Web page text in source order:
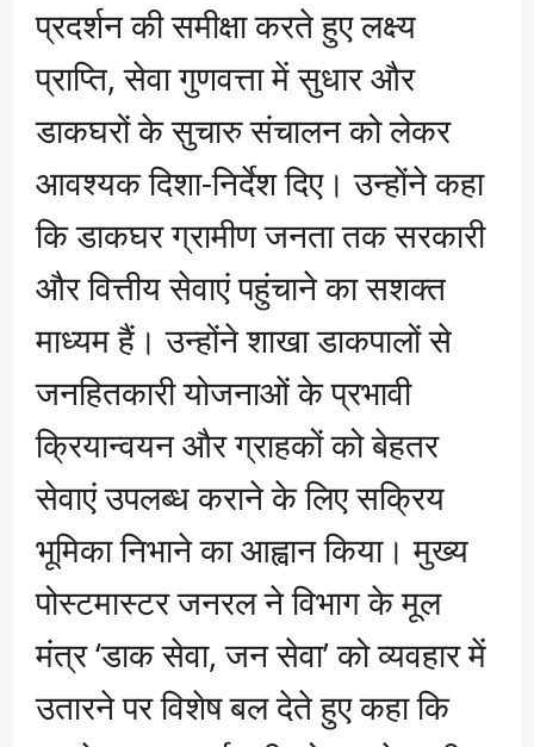
प्रदर्शन की समीक्षा करते हुए लक्ष्य
प्राप्ति, सेवा गुणवत्ता में सुधार और
डाकघरों के सुचारु संचालन को लेकर
आवश्यक दिशा-निर्देश दिए। उन्होंने कहा
कि डाकघर ग्रामीण जनता तक सरकारी
और वित्तीय सेवाएं पहुंचाने का सशक्त
माध्यम हैं। उन्होंने शाखा डाकपालों से
जनहितकारी योजनाओं के प्रभावी
क्रियान्वयन और ग्राहकों को बेहतर
सेवाएं उपलब्ध कराने के लिए सक्रिय
भूमिका निभाने का आह्वान किया। मुख्य
पोस्टमास्टर जनरल ने विभाग के मूल
मंत्र ‘डाक सेवा, जन सेवा’ को व्यवहार में
उतारने पर विशेष बल देते हुए कहा कि